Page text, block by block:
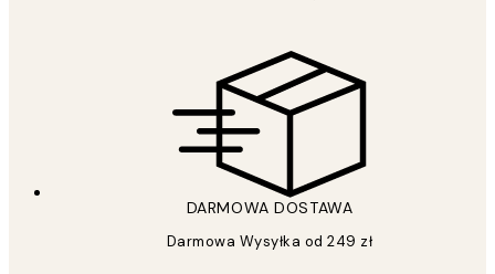
DARMOWA DOSTAWA
Darmowa Wysyłka od 249 zł